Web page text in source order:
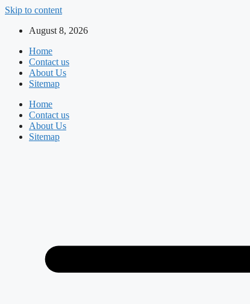
Skip to content
August 8, 2026
Home
Contact us
About Us
Sitemap
Home
Contact us
About Us
Sitemap